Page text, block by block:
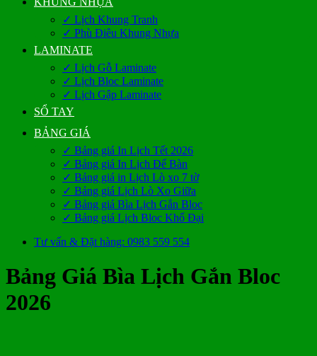
✓ Lịch Khung Tranh
✓ Phù Điêu Khung Nhựa
LAMINATE
✓ Lịch Gỗ Laminate
✓ Lịch Bloc Laminate
✓ Lịch Gập Laminate
SỔ TAY
BẢNG GIÁ
✓ Bảng giá In Lịch Tết 2026
✓ Bảng giá In Lịch Để Bàn
✓ Bảng giá in Lịch Lò xo 7 tờ
✓ Bảng giá Lịch Lò Xo Giữa
✓ Bảng giá Bìa Lịch Gắn Bloc
✓ Bảng giá Lịch Bloc Khổ Đại
Tư vấn & Đặt hàng: 0983 559 554
Bảng Giá Bìa Lịch Gắn Bloc
2026